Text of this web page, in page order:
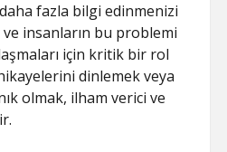
daha fazla bilgi edinmenizi
insanların bu problemi
için kritik bir rol
dinlemek veya
olmak, ilham verici ve